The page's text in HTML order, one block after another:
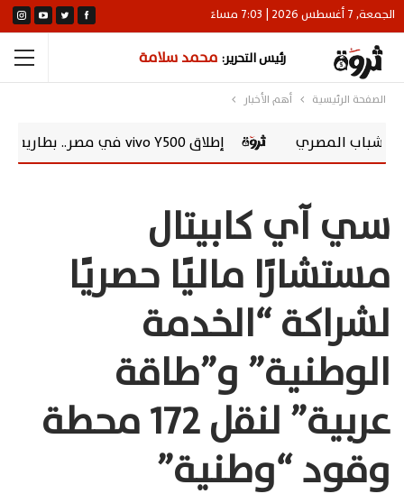
الجمعة, 7 أغسطس 2026 | 7:03 مساءً
رئيس التحرير: محمد سلامة
الصفحة الرئيسية أهم الأخبار
إطلاق vivo Y500 في مصر.. بطارية 8100 مللي أمبير وشاشة AMOLED 120 هرتز
سي آي كابيتال
مستشارًا ماليًا حصريًا
لشراكة “الخدمة
الوطنية” و”طاقة
عربية” لنقل 172 محطة
وقود “وطنية”